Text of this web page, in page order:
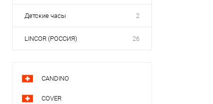
Детские часы 2
LINCOR (РОССИЯ) 26
CANDINO
COVER